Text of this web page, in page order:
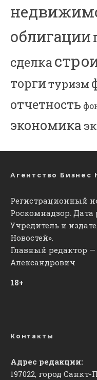
облигации
сделка
торгитуризм
отчетность
экономика
Агентство Бизнес
Регистрационный
Роскомнадзор. Дата
Учредитель и
Новостей».
Главный редактор —
Александрович
18+
Контакты
Адрес редакции:
197022, город